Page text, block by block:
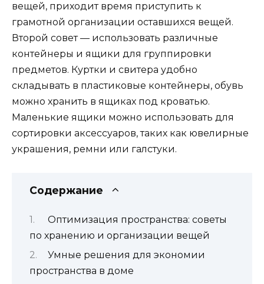
вещей, приходит время приступить к
грамотной организации оставшихся вещей.
Второй совет — использовать различные
контейнеры и ящики для группировки
предметов. Куртки и свитера удобно
складывать в пластиковые контейнеры, обувь
можно хранить в ящиках под кроватью.
Маленькие ящики можно использовать для
сортировки аксессуаров, таких как ювелирные
украшения, ремни или галстуки.
Содержание
Оптимизация пространства: советы
по хранению и организации вещей
Умные решения для экономии
пространства в доме